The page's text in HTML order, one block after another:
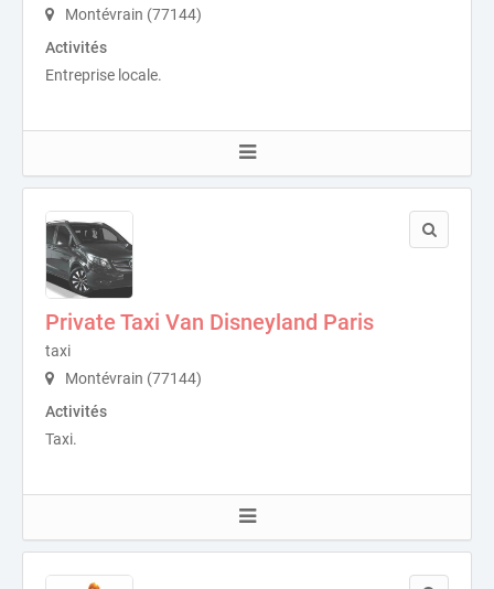
Montévrain (77144)
Activités
Entreprise locale.
Private Taxi Van Disneyland Paris
taxi
Montévrain (77144)
Activités
Taxi.